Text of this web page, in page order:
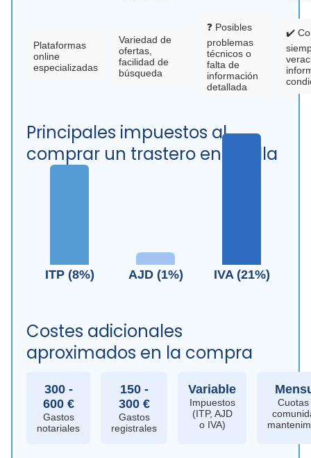
Plataformas
online
especializadas
Variedad de
ofertas,
facilidad de
búsqueda
❓ Posibles
problemas
técnicos o
falta de
información
detallada
✔️
Principales impuestos al
comprar un trastero en Sevilla
ITP (8%) AJD (1%) IVA (21%)
Costes adicionales
aproximados en la compra
300 -
600 €
Gastos
notariales
150 -
300 €
Gastos
registrales
Variable
Impuestos
(ITP, AJD
o IVA)
Cuotas